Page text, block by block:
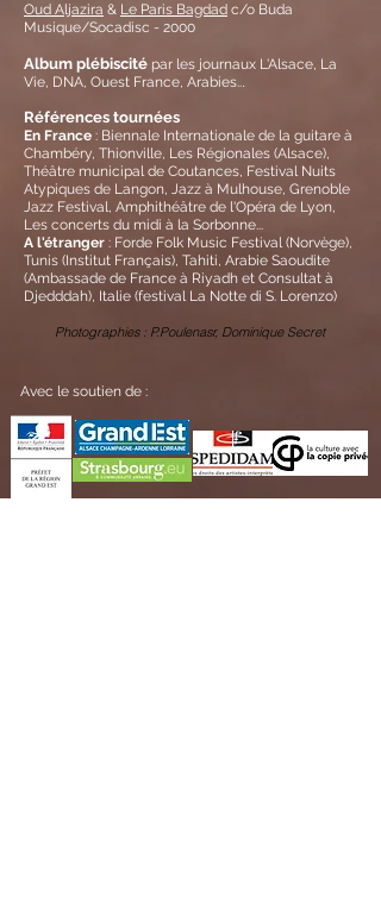
Oud Aljazira & Le Paris Bagdad c/o Buda
Musique/Socadisc - 2000
Album plébiscité par les journaux L'Alsace, La
Vie, DNA, Ouest France, Arabies...
Références tournées
En France : Biennale Internationale de la guitare à
Chambéry, Thionville, Les Régionales (Alsace),
Théâtre municipal de Coutances, Festival Nuits
Atypiques de Langon, Jazz à Mulhouse, Grenoble
Jazz Festival, Amphithéâtre de l'Opéra de Lyon,
Les concerts du midi à la Sorbonne...
A l'étranger : Forde Folk Music Festival (Norvège),
Tunis (Institut Français), Tahiti, Arabie Saoudite
(Ambassade de France à Riyadh et Consultat à
Djedddah), Italie (festival La Notte di S. Lorenzo)
Photographies : P.Poulenasr, Dominique Secret
Avec le soutien de :